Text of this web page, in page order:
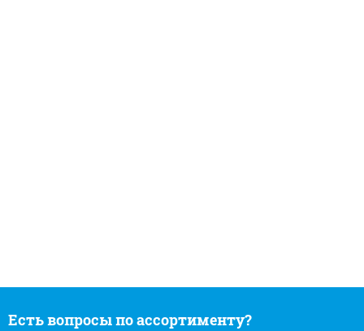
Есть вопросы по ассортименту?